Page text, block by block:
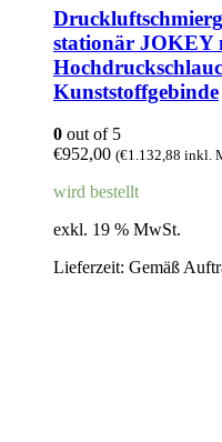
stationär JOKEY
Kunststoffgebinde
0 out of 5
€952,00 (€1.132,88 inkl.
wird bestellt
exkl. 19 % MwSt.
Lieferzeit: Gemäß